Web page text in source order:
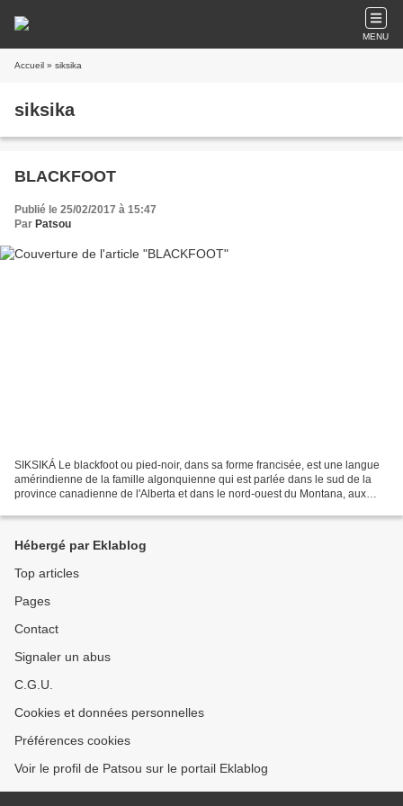
MENU
Accueil » siksika
siksika
BLACKFOOT
Publié le 25/02/2017 à 15:47
Par Patsou
SIKSIKÁ Le blackfoot ou pied-noir, dans sa forme francisée, est une langue
amérindienne de la famille algonquienne qui est parlée dans le sud de la
province canadienne de l'Alberta et dans le nord-ouest du Montana, aux
Hébergé par Eklablog
Top articles
Pages
Contact
Signaler un abus
C.G.U.
Cookies et données personnelles
Préférences cookies
Voir le profil de Patsou sur le portail Eklablog